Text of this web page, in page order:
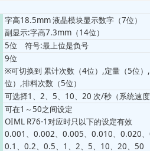
字高18.5mm 液晶模块显示数字（7位）
副显示:字高7.3mm（14位）
5位 符号:最上位是负号
9位
※可切换到 累计次数（4位）,定量（5位
位）,排料次数（5位）
可选择1、2、5、10、20 次/秒（系统速
可在1～50之间设定
OIML R76-1对应时只以下的设定有效
0.001、0.002、0.005、0.010、0.020
0.1、0.2、0.5、1、2、5、10、20、50